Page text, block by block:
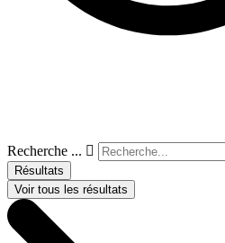
Recherche ...
Résultats
Voir tous les résultats